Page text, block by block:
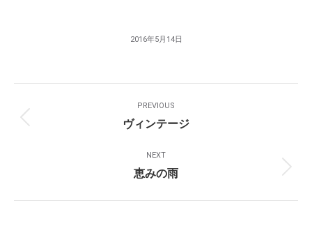
2016年5月14日
Navigation
PREVIOUS
Previous
ヴィンテージ
NEXT
Next
恵みの雨